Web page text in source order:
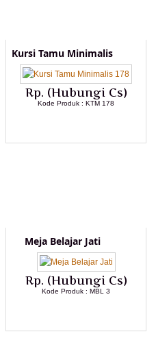
Kursi Tamu Minimalis
Rp. (Hubungi Cs)
Kode Produk : KTM 178
Meja Belajar Jati
Rp. (Hubungi Cs)
Kode Produk : MBL 3